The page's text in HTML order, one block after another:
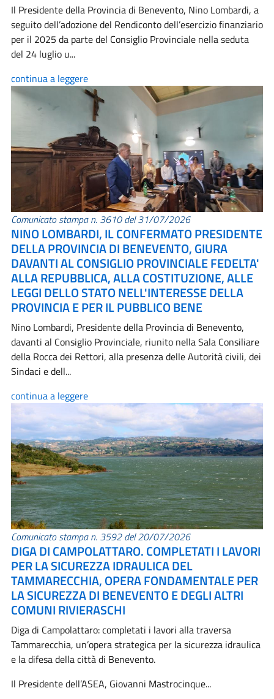
Il Presidente della Provincia di Benevento, Nino Lombardi, a
seguito dell’adozione del Rendiconto dell’esercizio finanziario
per il 2025 da parte del Consiglio Provinciale nella seduta
del 24 luglio u...
continua a leggere
Comunicato stampa n. 3610 del 31/07/2026
NINO LOMBARDI, IL CONFERMATO PRESIDENTE
DELLA PROVINCIA DI BENEVENTO, GIURA
DAVANTI AL CONSIGLIO PROVINCIALE FEDELTA'
ALLA REPUBBLICA, ALLA COSTITUZIONE, ALLE
LEGGI DELLO STATO NELL'INTERESSE DELLA
PROVINCIA E PER IL PUBBLICO BENE
Nino Lombardi, Presidente della Provincia di Benevento,
davanti al Consiglio Provinciale, riunito nella Sala Consiliare
della Rocca dei Rettori, alla presenza delle Autorità civili, dei
Sindaci e dell...
continua a leggere
Comunicato stampa n. 3592 del 20/07/2026
DIGA DI CAMPOLATTARO. COMPLETATI I LAVORI
PER LA SICUREZZA IDRAULICA DEL
TAMMARECCHIA, OPERA FONDAMENTALE PER
LA SICUREZZA DI BENEVENTO E DEGLI ALTRI
COMUNI RIVIERASCHI
Diga di Campolattaro: completati i lavori alla traversa
Tammarecchia, un’opera strategica per la sicurezza idraulica
e la difesa della città di Benevento.
Il Presidente dell’ASEA, Giovanni Mastrocinque...